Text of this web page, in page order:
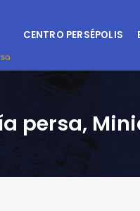
CENTRO PERSÉPOLIS
persa,